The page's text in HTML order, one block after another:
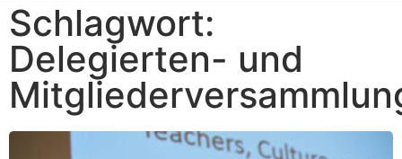
Schlagwort:
Delegierten- und